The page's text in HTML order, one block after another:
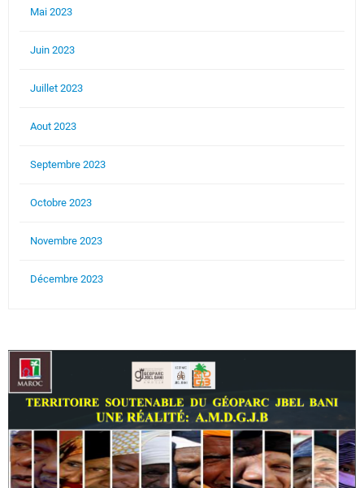
Mai 2023
Juin 2023
Juillet 2023
Aout 2023
Septembre 2023
Octobre 2023
Novembre 2023
Décembre 2023